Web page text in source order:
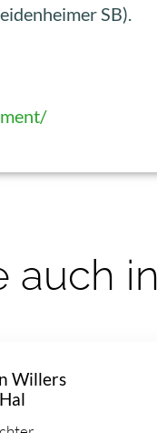
SB).
auch
Willers